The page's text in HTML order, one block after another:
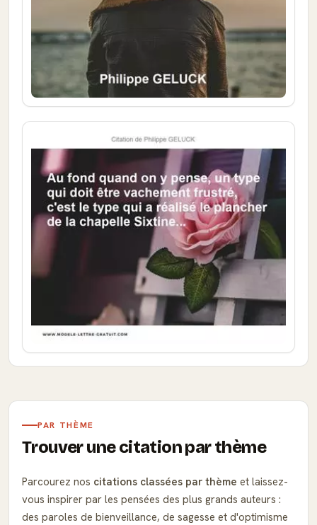
PAR THÈME
Trouver une citation par thème
Parcourez nos citations classées par thème et laissez-
vous inspirer par les pensées des plus grands auteurs :
des paroles de bienveillance, de sagesse et d'optimisme